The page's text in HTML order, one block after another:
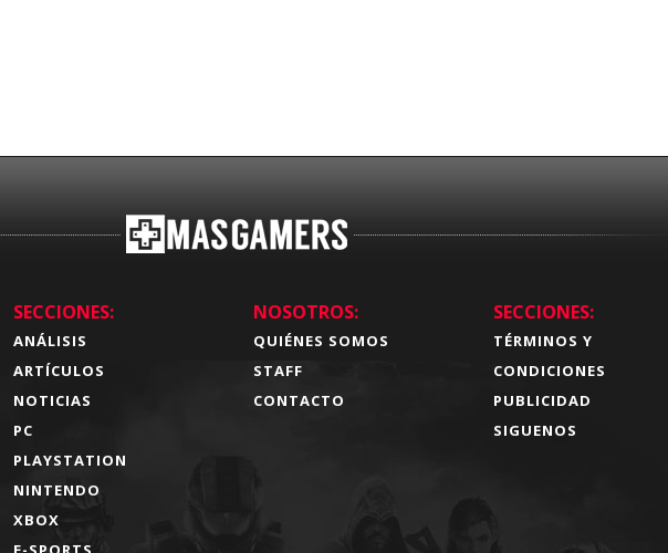
SECCIONES:
ANÁLISIS
ARTÍCULOS
NOTICIAS
PC
PLAYSTATION
NINTENDO
XBOX
NOSOTROS:
QUIÉNES SOMOS
STAFF
CONTACTO
SECCIONES:
TÉRMINOS Y
CONDICIONES
PUBLICIDAD
SIGUENOS